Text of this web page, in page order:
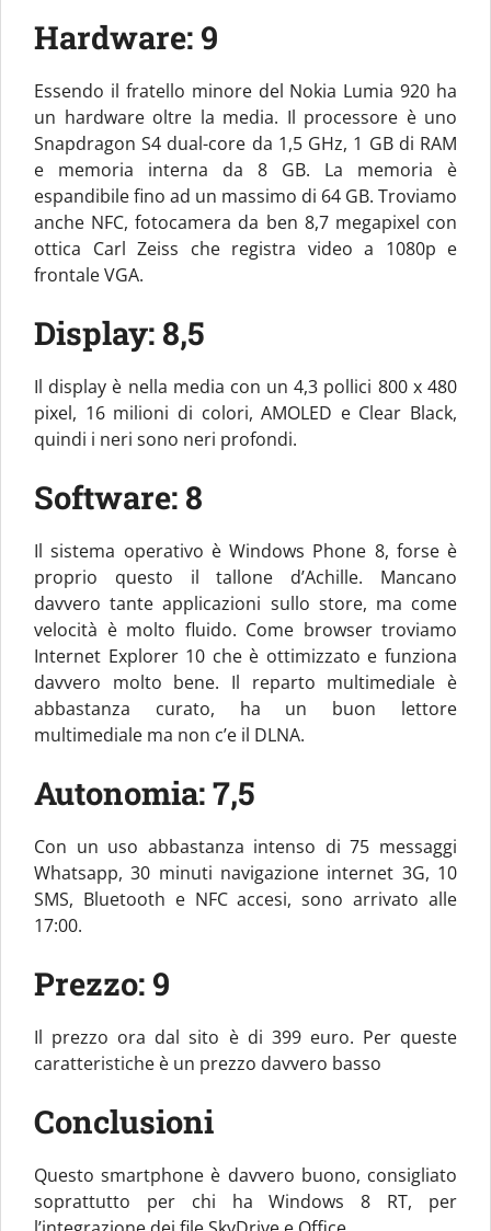
Hardware: 9
Essendo il fratello minore del Nokia Lumia 920 ha
un hardware oltre la media. Il processore è uno
Snapdragon S4 dual-core da 1,5 GHz, 1 GB di RAM
e memoria interna da 8 GB. La memoria è
espandibile fino ad un massimo di 64 GB. Troviamo
anche NFC, fotocamera da ben 8,7 megapixel con
ottica Carl Zeiss che registra video a 1080p e
frontale VGA.
Display: 8,5
Il display è nella media con un 4,3 pollici 800 x 480
pixel, 16 milioni di colori, AMOLED e Clear Black,
quindi i neri sono neri profondi.
Software: 8
Il sistema operativo è Windows Phone 8, forse è
proprio questo il tallone d’Achille. Mancano
davvero tante applicazioni sullo store, ma come
velocità è molto fluido. Come browser troviamo
Internet Explorer 10 che è ottimizzato e funziona
davvero molto bene. Il reparto multimediale è
abbastanza curato, ha un buon lettore
multimediale ma non c’e il DLNA.
Autonomia: 7,5
Con un uso abbastanza intenso di 75 messaggi
Whatsapp, 30 minuti navigazione internet 3G, 10
SMS, Bluetooth e NFC accesi, sono arrivato alle
17:00.
Prezzo: 9
Il prezzo ora dal sito è di 399 euro. Per queste
caratteristiche è un prezzo davvero basso
Conclusioni
Questo smartphone è davvero buono, consigliato
soprattutto per chi ha Windows 8 RT, per